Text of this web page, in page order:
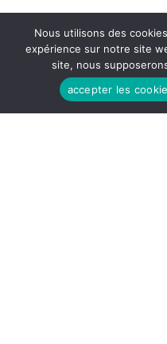
Nous utilisons des
expérience sur notre site
site, nous
accepter les